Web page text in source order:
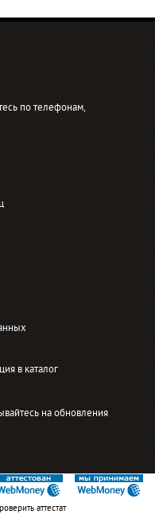
по телефонам,
в каталог
на обновления
аттестат